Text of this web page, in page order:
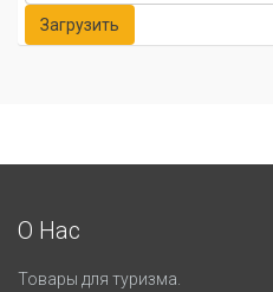
О Нас
Товары для туризма.